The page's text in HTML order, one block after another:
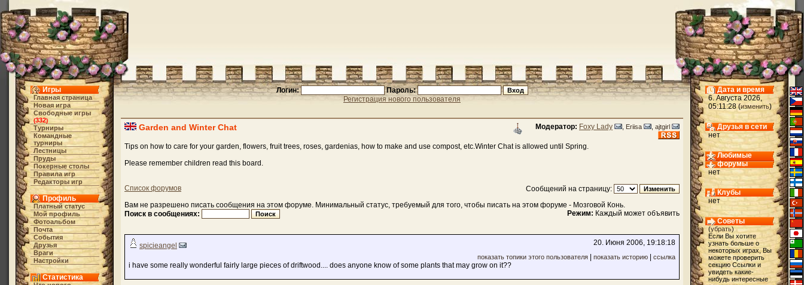
Игры
Главная страница
Новая игра
Свободные игры
(332)
Турниры
Командные
турниры
Лестницы
Пруды
Покерные столы
Правила игр
Редакторы игр
Профиль
Платный статус
Мой профиль
Фотоальбом
Почта
События
Друзья
Враги
Настройки
Статистика
Логин:
Пароль:
Регистрация нового пользователя
Модератор: Foxy Lady Eriisa ajtgirl
Garden and Winter Chat
Tips on how to care for your garden, flowers, fruit trees, roses, gardenias, how to make and use compost, etc.Winter Chat is allowed until Spring.
Please remember children read this board.
Сообщений на страницу:
Список форумов
Вам не разрешено писать сообщения на этом форуме. Минимальный статус, требуемый для того, чтобы писать на этом форуме - Мозговой Конь.
Режим: Каждый может объявить
Поиск в сообщениях:
20. Июня 2006, 19:18:18
spicieangel
показать топики этого пользователя показать историю ссылка
i have some really wonderful fairly large pieces of driftwood.... does anyone know of some plants that may grow on it??
Дата и время
6. Августа 2026,
05:11:28 (изменить)
Друзья в сети
нет
Любимые
форумы
нет
Клубы
нет
Советы
(убрать)
Если Вы хотите
узнать больше о
некоторых играх, Вы
можете проверить
секцию Ссылки и
увидеть какие-
нибудь интересные